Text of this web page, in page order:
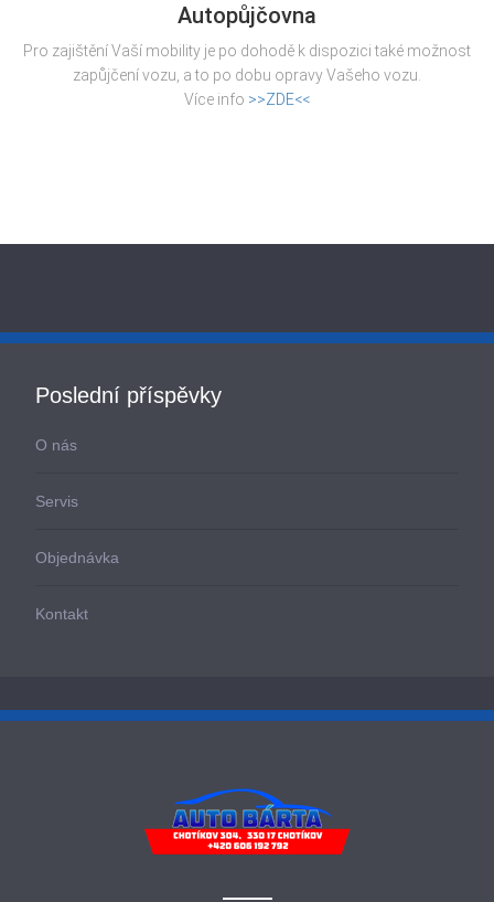
Autopůjčovna
Pro zajištění Vaší mobility je po dohodě k dispozici také možnost
zapůjčení vozu, a to po dobu opravy Vašeho vozu.
Více info >>ZDE<<
Poslední příspěvky
O nás
Servis
Objednávka
Kontakt